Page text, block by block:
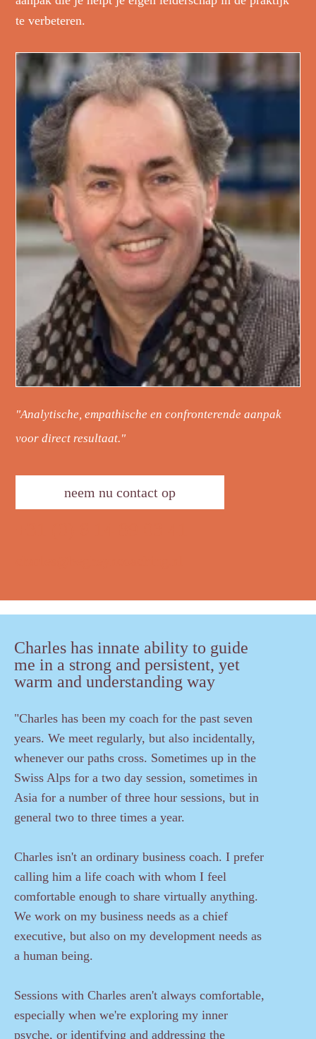
te verbeteren.
"Analytische, empathische en confronterende aanpak
voor direct resultaat."
neem nu contact op
Charles has innate ability to guide
me in a strong and persistent, yet
warm and understanding way
"Charles has been my coach for the past seven
years. We meet regularly, but also incidentally,
whenever our paths cross. Sometimes up in the
Swiss Alps for a two day session, sometimes in
Asia for a number of three hour sessions, but in
general two to three times a year.
Charles isn't an ordinary business coach. I prefer
calling him a life coach with whom I feel
comfortable enough to share virtually anything.
We work on my business needs as a chief
executive, but also on my development needs as
a human being.
Sessions with Charles aren't always comfortable,
especially when we're exploring my inner
psyche, or identifying and addressing the